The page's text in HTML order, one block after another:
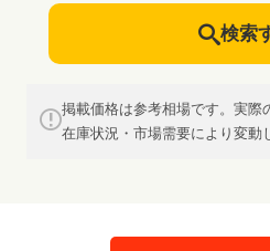
検索
掲載価格は参考相場です。実際
在庫状況・市場需要により変動